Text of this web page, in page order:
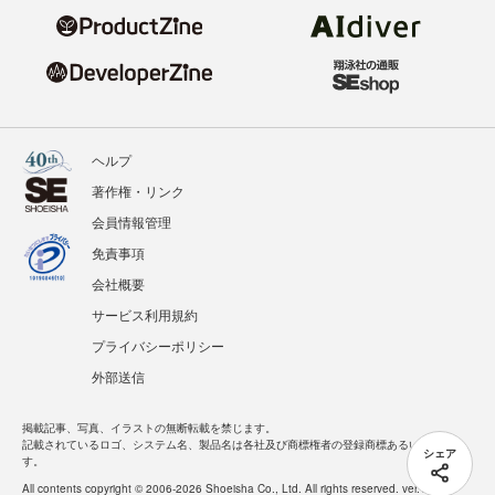
シェア
ヘルプ
著作権・リンク
会員情報管理
免責事項
会社概要
サービス利用規約
プライバシーポリシー
外部送信
掲載記事、写真、イラストの無断転載を禁じます。
記載されているロゴ、システム名、製品名は各社及び商標権者の登録商標あるいは商標で
す。
All contents copyright © 2006-2026 Shoeisha Co., Ltd. All rights reserved. ver.1.5